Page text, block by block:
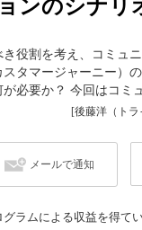
ンのシナリ
役割を考え、コミュ
タマージャーニー）
必要か？ 今回はコミ
[後藤洋（トラ
メールで通知
ラムによる収益を得て